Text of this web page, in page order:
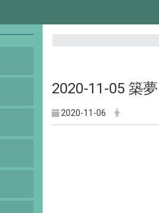
2020-11-05 築
2020-11-06